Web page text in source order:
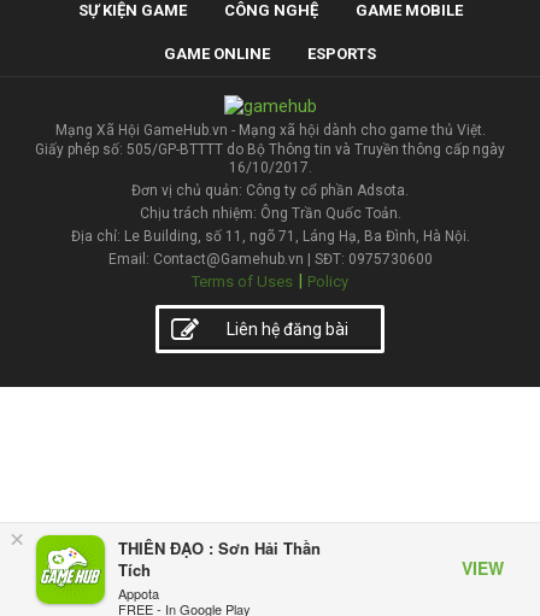
×
THIÊN ĐẠO : Sơn Hải Thần
Tích
Appota
FREE - In Google Play
VIEW
SỰ KIỆN GAME CÔNG NGHỆ GAME MOBILE
GAME ONLINE ESPORTS
Mạng Xã Hội GameHub.vn - Mạng xã hội dành cho game thủ Việt.
Giấy phép số: 505/GP-BTTTT do Bộ Thông tin và Truyền thông cấp ngày
16/10/2017.
Đơn vị chủ quản: Công ty cổ phần Adsota.
Chịu trách nhiệm: Ông Trần Quốc Toản.
Địa chỉ: Le Building, số 11, ngõ 71, Láng Hạ, Ba Đình, Hà Nội.
Email: Contact@Gamehub.vn | SĐT: 0975730600
Terms of Uses | Policy
Liên hệ đăng bài